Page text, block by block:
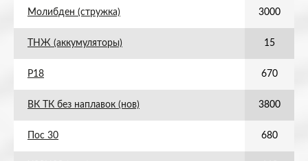
Молибден (стружка) 3000
ТНЖ (аккумуляторы) 15
Р18 670
ВК ТК без наплавок (нов) 3800
Пос 30 680